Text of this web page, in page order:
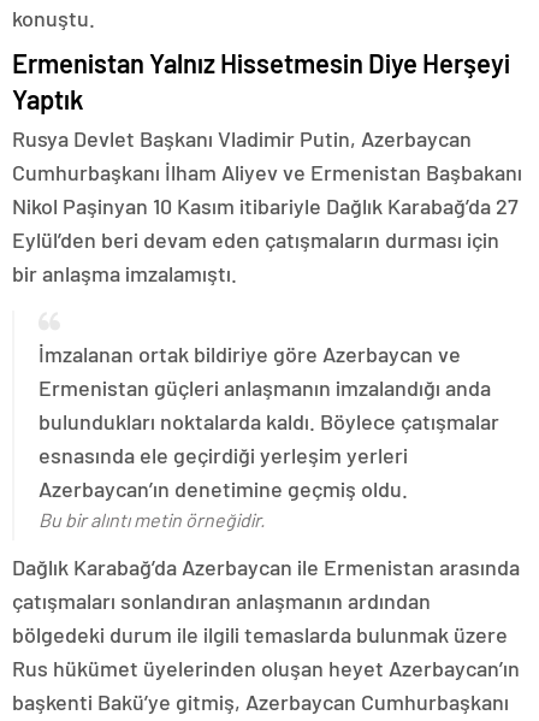
konuştu.
Ermenistan Yalnız Hissetmesin Diye Herşeyi
Yaptık
Rusya Devlet Başkanı Vladimir Putin, Azerbaycan
Cumhurbaşkanı İlham Aliyev ve Ermenistan Başbakanı
Nikol Paşinyan 10 Kasım itibariyle Dağlık Karabağ’da 27
Eylül’den beri devam eden çatışmaların durması için
bir anlaşma imzalamıştı.
İmzalanan ortak bildiriye göre Azerbaycan ve
Ermenistan güçleri anlaşmanın imzalandığı anda
bulundukları noktalarda kaldı. Böylece çatışmalar
esnasında ele geçirdiği yerleşim yerleri
Azerbaycan’ın denetimine geçmiş oldu.
Bu bir alıntı metin örneğidir.
Dağlık Karabağ’da Azerbaycan ile Ermenistan arasında
çatışmaları sonlandıran anlaşmanın ardından
bölgedeki durum ile ilgili temaslarda bulunmak üzere
Rus hükümet üyelerinden oluşan heyet Azerbaycan’ın
başkenti Bakü’ye gitmiş, Azerbaycan Cumhurbaşkanı